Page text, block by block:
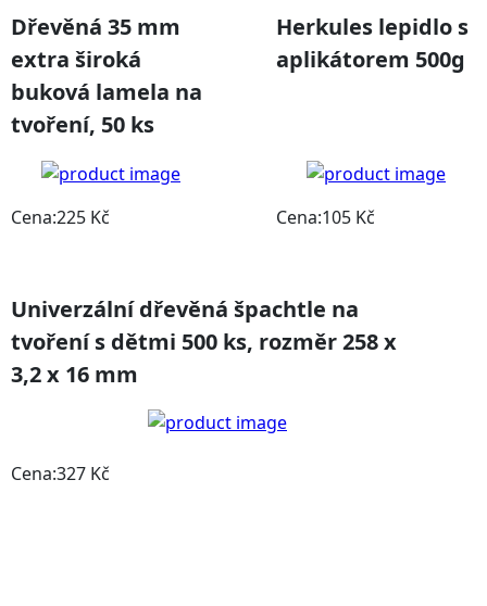
Dřevěná 35 mm
extra široká
buková lamela na
tvoření, 50 ks
Cena:225 Kč
Herkules lepidlo s
aplikátorem 500g
Cena:105 Kč
Univerzální dřevěná špachtle na
tvoření s dětmi 500 ks, rozměr 258 x
3,2 x 16 mm
Cena:327 Kč